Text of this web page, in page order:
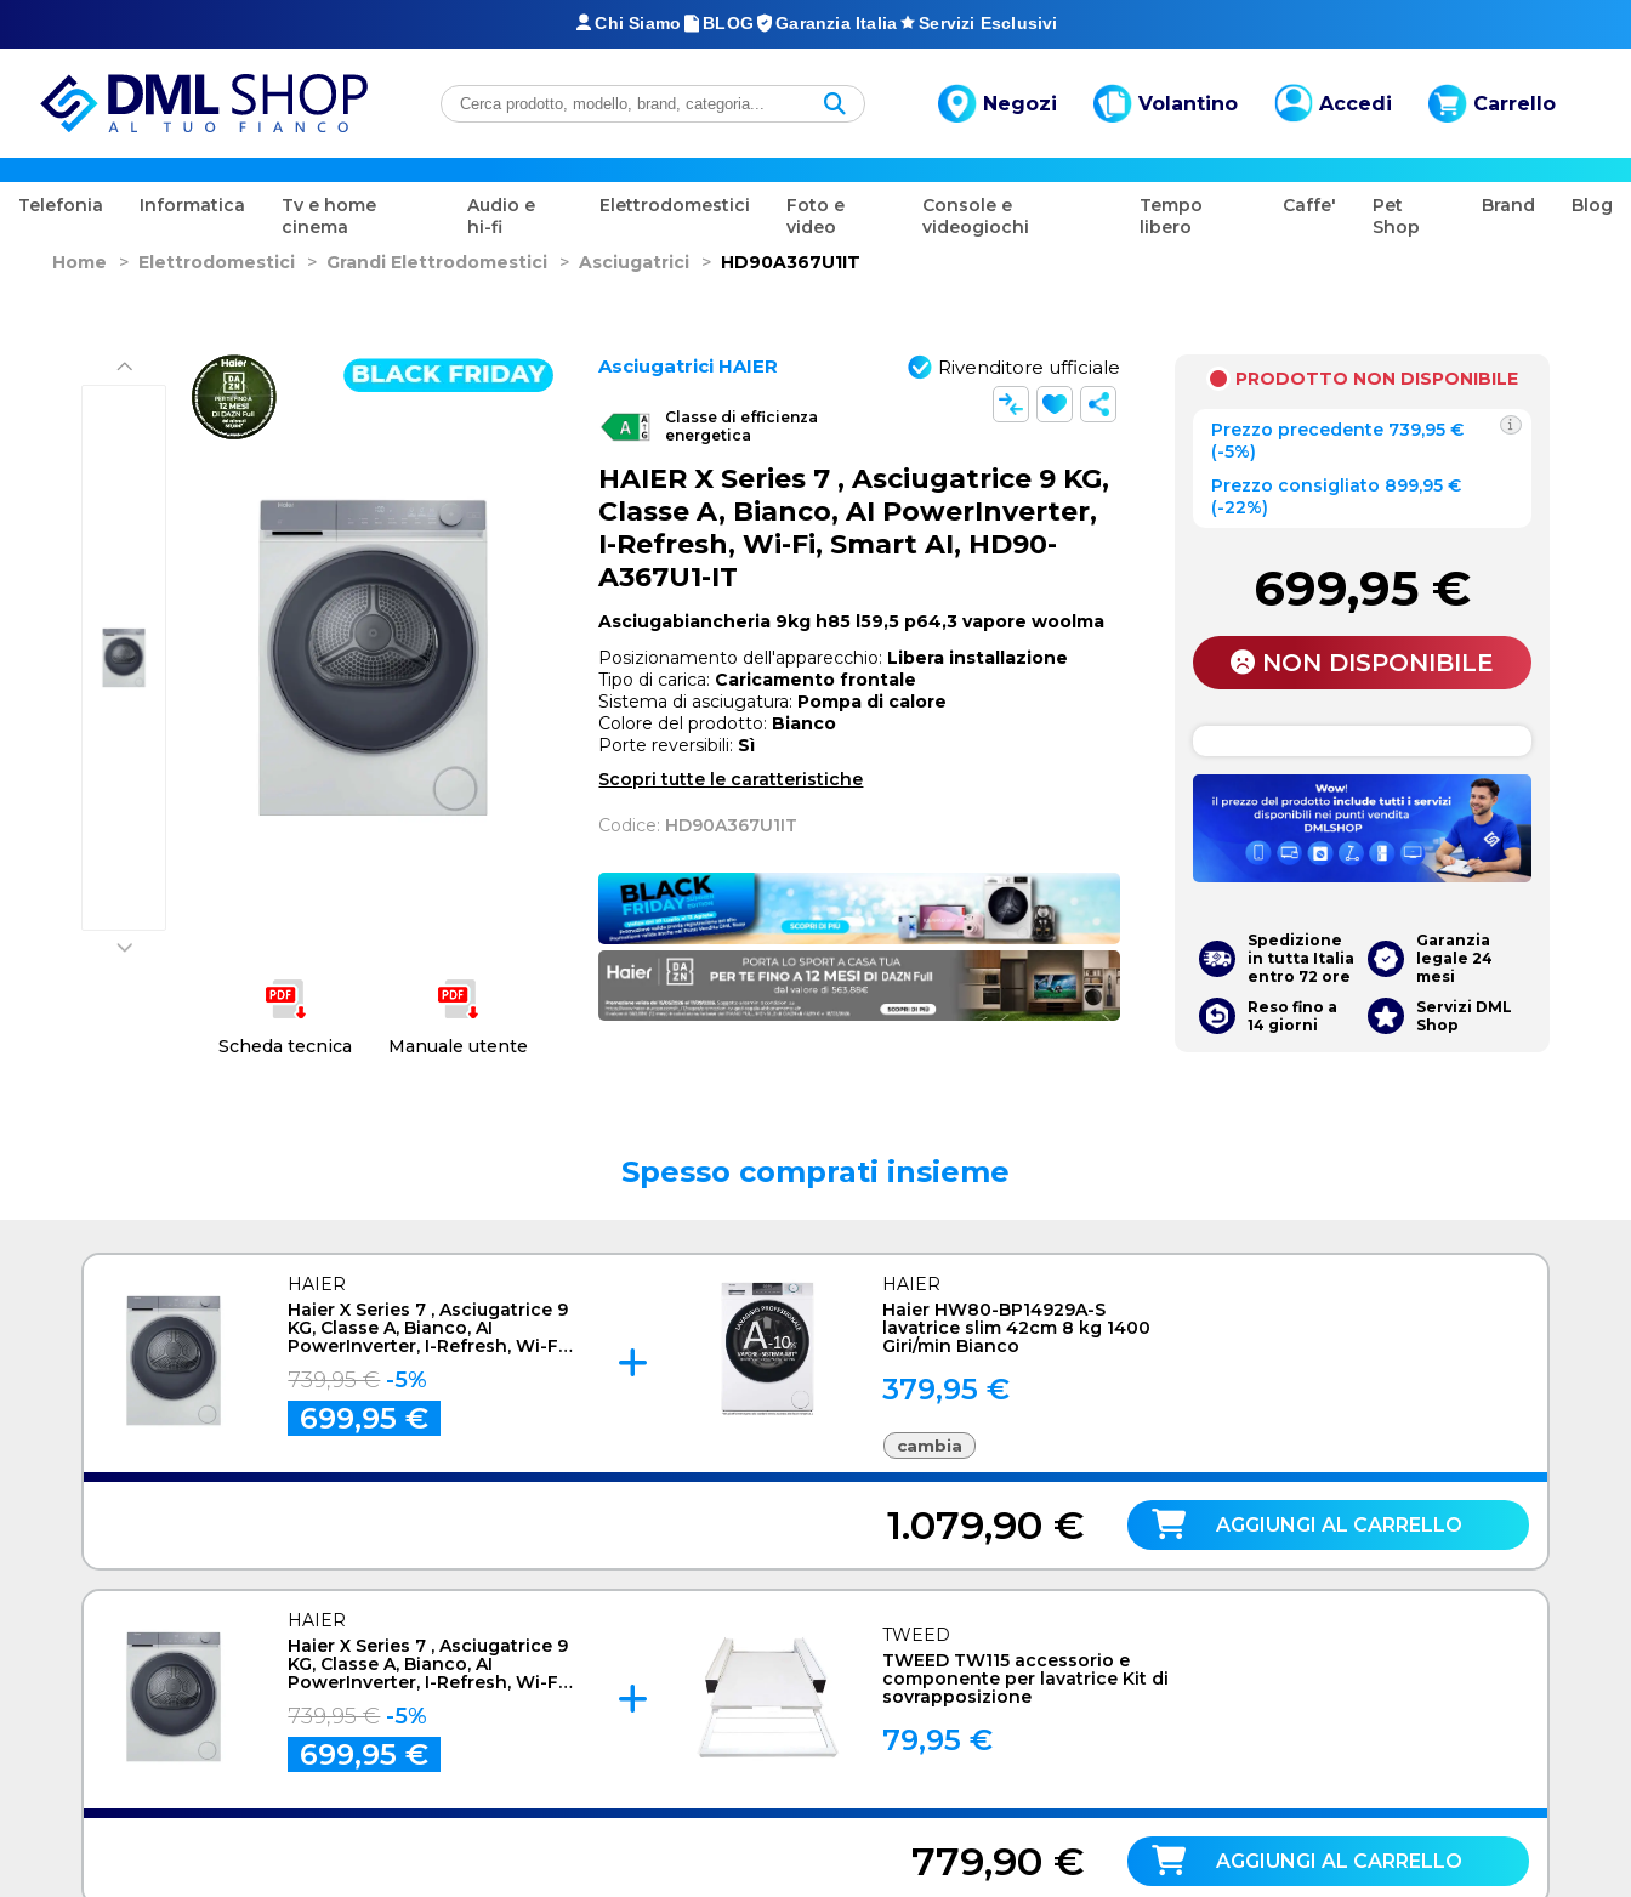
Chi Siamo BLOG Garanzia Italia Servizi Esclusivi
Negozi Volantino Accedi Carrello
Telefonia Informatica
Tv e home
cinema
Audio e
hi-fi
Elettrodomestici
Foto e
video
Console e
videogiochi
Tempo
libero
Caffe'
Pet
Shop
Brand Blog
Home > Elettrodomestici > Grandi Elettrodomestici > Asciugatrici > HD90A367U1IT
Scheda tecnica Manuale utente
Asciugatrici HAIER
Classe di efficienza
energetica
Rivenditore ufficiale
HAIER X Series 7 , Asciugatrice 9 KG,
Classe A, Bianco, AI PowerInverter,
I-Refresh, Wi-Fi, Smart AI, HD90-
A367U1-IT
Asciugabiancheria 9kg h85 l59,5 p64,3 vapore woolma
Posizionamento dell'apparecchio: Libera installazione
Tipo di carica: Caricamento frontale
Sistema di asciugatura: Pompa di calore
Colore del prodotto: Bianco
Porte reversibili: Sì
Scopri tutte le caratteristiche
Codice: HD90A367U1IT
PRODOTTO NON DISPONIBILE
Prezzo precedente 739,95 €
(-5%)
Prezzo consigliato 899,95 €
(-22%)
699,95 €
NON DISPONIBILE
Spedizione
in tutta Italia
entro 72 ore
Garanzia
legale 24
mesi
Reso fino a
14 giorni
Servizi DML
Shop
Spesso comprati insieme
HAIER
Haier X Series 7 , Asciugatrice 9
KG, Classe A, Bianco, AI
PowerInverter, I-Refresh, Wi-Fi,
739,95 € -5%
699,95 €
HAIER
Haier HW80-BP14929A-S
lavatrice slim 42cm 8 kg 1400
Giri/min Bianco
379,95 €
cambia
1.079,90 € AGGIUNGI AL CARRELLO
HAIER
Haier X Series 7 , Asciugatrice 9
KG, Classe A, Bianco, AI
PowerInverter, I-Refresh, Wi-Fi,
739,95 € -5%
699,95 €
TWEED
TWEED TW115 accessorio e
componente per lavatrice Kit di
sovrapposizione
79,95 €
779,90 € AGGIUNGI AL CARRELLO